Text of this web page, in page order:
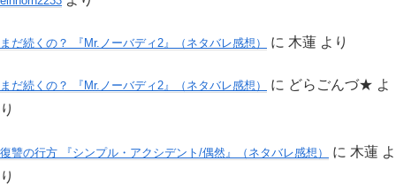
まだ続くの？ 『Mr.ノーバディ2』（ネタバレ感想） に 木蓮 より
まだ続くの？ 『Mr.ノーバディ2』（ネタバレ感想） に どらごんづ★ よ
り
復讐の行方 『シンプル・アクシデント/偶然』（ネタバレ感想） に 木蓮 よ
り